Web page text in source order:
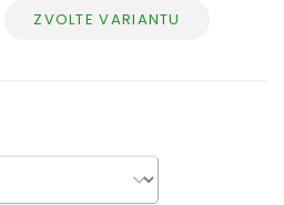
Měrná
ZVOLTE VARIANTU